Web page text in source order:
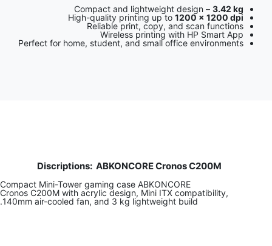
Compact and lightweight design – 3.42 kg
High-quality printing up to 1200 × 1200 dpi
Reliable print, copy, and scan functions
Wireless printing with HP Smart App
Perfect for home, student, and small office environments
Discriptions: ABKONCORE Cronos C200M
​ Compact Mini-Tower gaming case ABKONCORE
Cronos C200M with acrylic design, Mini ITX compatibility,
140mm air-cooled fan, and 3 kg lightweight build.